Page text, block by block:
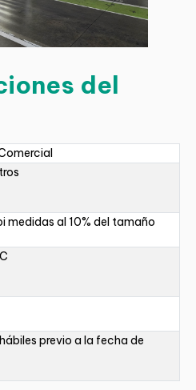
del
medidas al 10% del tamaño
previo a la fecha de